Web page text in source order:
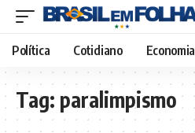
Política Cotidiano Economia
Tag: paralimpismo